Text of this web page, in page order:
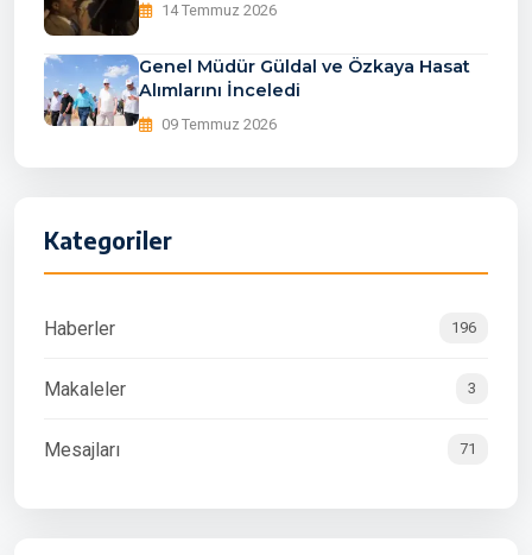
14 Temmuz 2026
Genel Müdür Güldal ve Özkaya Hasat
Alımlarını İnceledi
09 Temmuz 2026
Kategoriler
Haberler 196
Makaleler 3
Mesajları 71